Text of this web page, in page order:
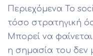
Περιεχόμενα Το
τόσο στρατηγική
Μπορεί να
η σημασία του δεν